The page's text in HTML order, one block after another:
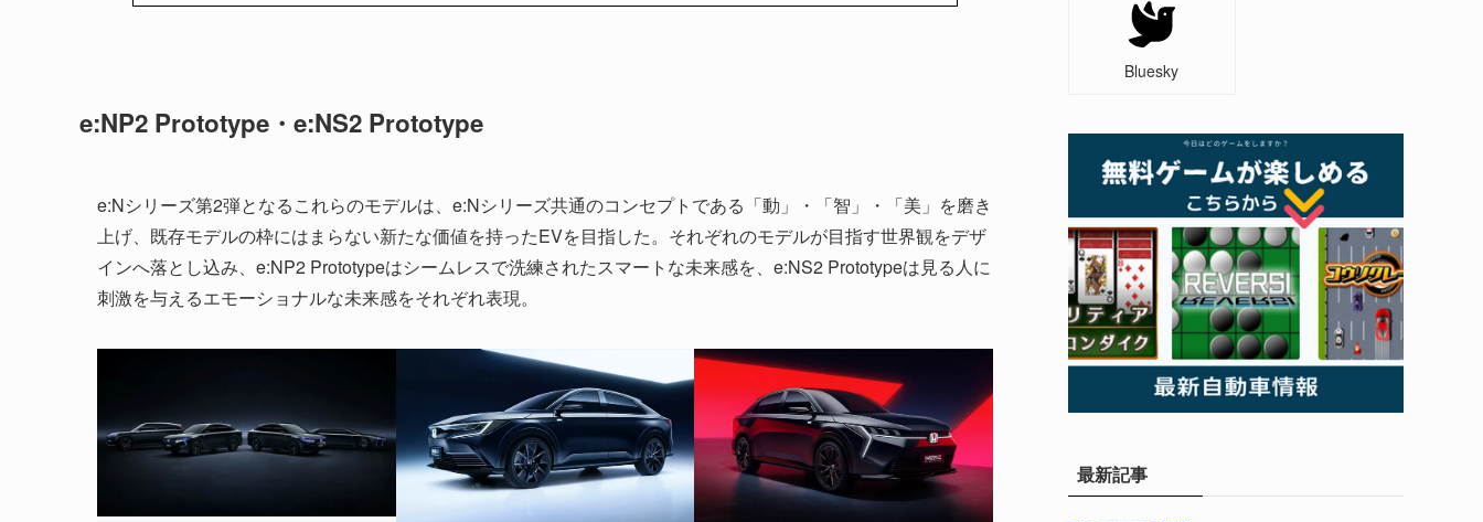
e:NP2 Prototype・e:NS2 Prototype
e:Nシリーズ第2弾となるこれらのモデルは、e:Nシリーズ共通のコンセプトである「動」・「智」・「美」を磨き
上げ、既存モデルの枠にはまらない新たな価値を持ったEVを目指した。それぞれのモデルが目指す世界観をデザ
インへ落とし込み、e:NP2 Prototypeはシームレスで洗練されたスマートな未来感を、e:NS2 Prototypeは見る人に
刺激を与えるエモーショナルな未来感をそれぞれ表現。
Bluesky
最新記事